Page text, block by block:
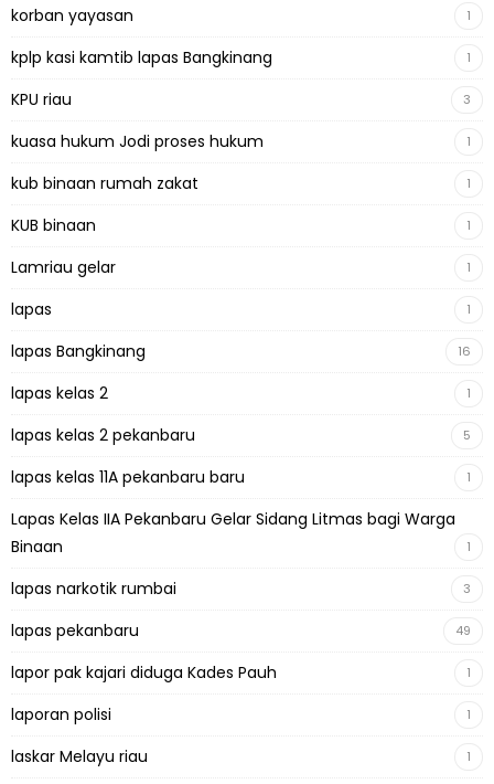
korban yayasan 1
kplp kasi kamtib lapas Bangkinang 1
KPU riau 3
kuasa hukum Jodi proses hukum 1
kub binaan rumah zakat 1
KUB binaan 1
Lamriau gelar 1
lapas 1
lapas Bangkinang 16
lapas kelas 2 1
lapas kelas 2 pekanbaru 5
lapas kelas 11A pekanbaru baru 1
Lapas Kelas IIA Pekanbaru Gelar Sidang Litmas bagi Warga
Binaan
1
lapas narkotik rumbai 3
lapas pekanbaru 49
lapor pak kajari diduga Kades Pauh 1
laporan polisi 1
laskar Melayu riau 1